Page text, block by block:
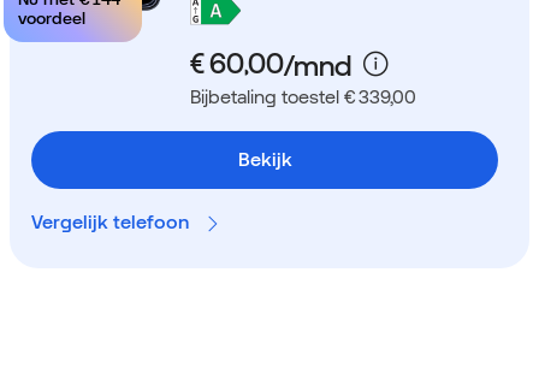
voordeel
Bijbetaling toestel € 339,00
Bekijk
Vergelijk telefoon